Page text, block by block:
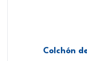
Colchón